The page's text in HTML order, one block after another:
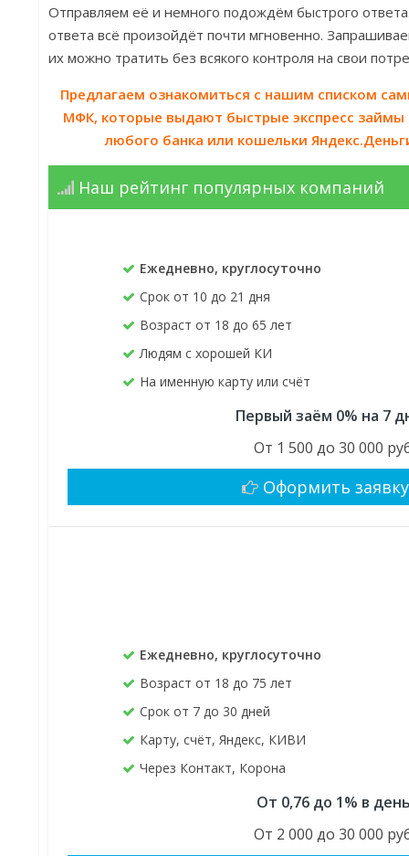
Отправляем её и немного подождём быстрого
ответа всё произойдёт почти мгновенно.
их можно тратить без всякого контроля на свои
Предлагаем ознакомиться с нашим списком
МФК, которые выдают быстрые экспресс займы
любого банка или кошельки
Наш рейтинг популярных компаний
Ежедневно, круглосуточно
Срок от 10 до 21 дня
Возраст от 18 до 65 лет
Людям с хорошей КИ
На именную карту или счёт
Первый заём 0% на 7
От 1 500 до 30 000
Оформить заявку
Ежедневно, круглосуточно
Возраст от 18 до 75 лет
Срок от 7 до 30 дней
Карту, счёт, Яндекс, КИВИ
Через Контакт, Корона
От 0,76 до 1% в
От 2 000 до 30 000